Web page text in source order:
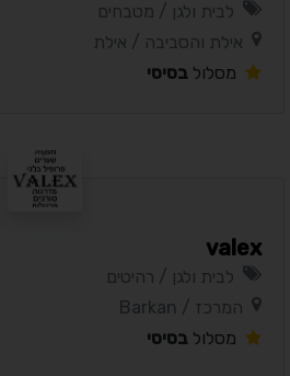
לבית ולגן / מטבחים
אילת והסביבה / אילת
מסלול בסיסי
valex
לבית ולגן / רהיטים
המרכז / Barkan
מסלול בסיסי